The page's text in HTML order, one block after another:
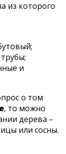
из которого
и
о том
, то можно
дерева –
или сосны.